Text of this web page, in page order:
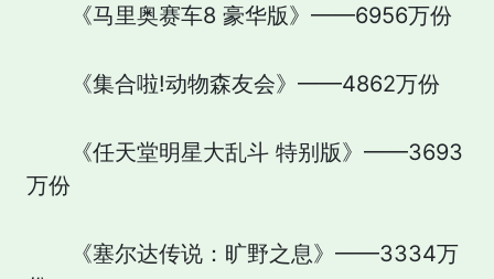
《马里奥赛车8 豪华版》——6956万份
《集合啦!动物森友会》——4862万份
《任天堂明星大乱斗 特别版》——3693
万份
《塞尔达传说：旷野之息》——3334万